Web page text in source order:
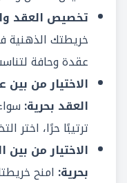
تخصيص العقد
خريطتك
عقدة وحافة
الاختيار من
العقد بحرية:
ترتيبًا حرًا، اختر
الاختيار من
بحرية: امنح